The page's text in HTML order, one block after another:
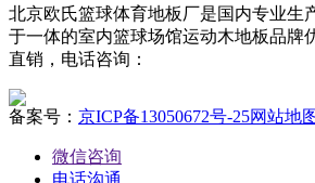
北京欧氏篮球体育地板厂是国内专业生
于一体的室内篮球场馆运动木地板品牌
直销，电话咨询：
备案号： 京ICP备13050672号-25网站地
微信咨询